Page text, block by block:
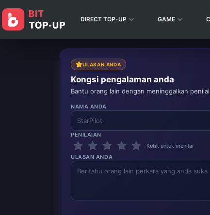
DIRECT TOP-UP GAME
ULASAN ANDA
Kongsi pengalaman anda
Bantu orang lain dengan meninggalkan
NAMA ANDA
PENILAIAN
Ketik untuk menilai
ULASAN ANDA